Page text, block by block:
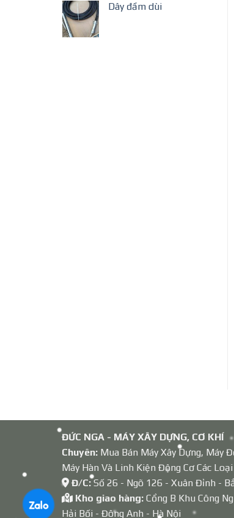
Dây đầm dùi
ĐỨC NGA - MÁY XÂY DỰNG, CƠ KHÍ
Chuyên:Mua Bán Máy Xây Dựng, Máy
Máy Hàn Và Linh Kiện Động Cơ Các Loại
Đ/C: Số 26 - Ngõ 126 - Xuân Đỉnh -
Kho giao hàng: Cổng B Khu Công
Hải Bối - Đông Anh - Hà Nội